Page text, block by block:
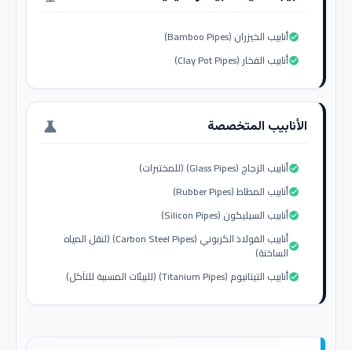
أنابيب الخيزران (Bamboo Pipes)check_circle
أنابيب الفخار (Clay Pot Pipes)check_circle
الأنابيب المتخصصة science
أنابيب الزجاج (Glass Pipes) (للمختبرات)check_circle
أنابيب المطاط (Rubber Pipes)check_circle
أنابيب السيليكون (Silicon Pipes)check_circle
أنابيب الفولاذ الكربوني (Carbon Steel Pipes) (لنقل المياه
الساخنة)check_circle
أنابيب التيتانيوم (Titanium Pipes) (للبيئات المسببة للتآكل)check_circle